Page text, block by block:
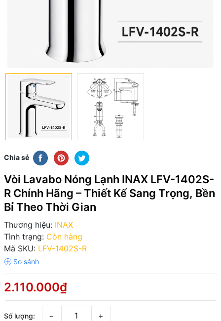
Chia sẻ
Vòi Lavabo Nóng Lạnh INAX LFV-1402S-
R Chính Hãng – Thiết Kế Sang Trọng, Bền
Bỉ Theo Thời Gian
Thương hiệu: INAX
Tình trạng: Còn hàng
Mã SKU: LFV-1402S-R
2.110.000₫
Số lượng: − +